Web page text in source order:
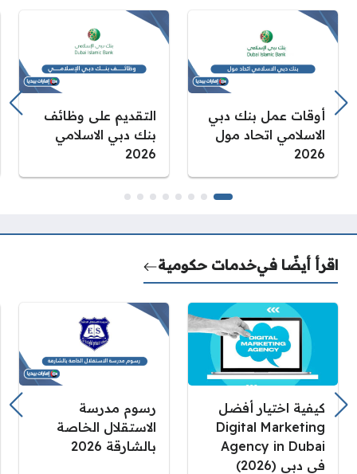
أوقات عمل بنك دبي
الاسلامي اتحاد مول
2026
التقديم على وظائف
بنك دبي الاسلامي
2026
اقرأ أيضًا فيخدمات حكومية
كيفية اختيار أفضل
Digital Marketing
Agency in Dubai
في دبي (2026)
رسوم مدرسة
الاستقلال الخاصة
بالشارقة 2026